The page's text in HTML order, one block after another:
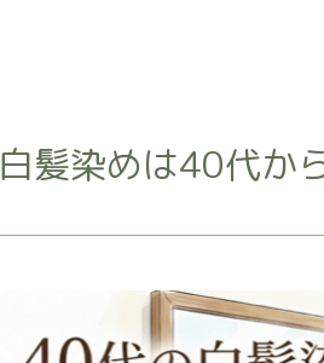
白髪染めは40代か